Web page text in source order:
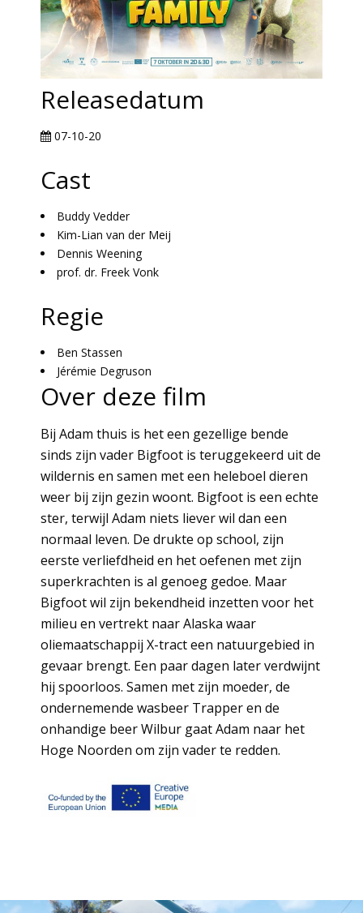
Releasedatum
07-10-20
Cast
Buddy Vedder
Kim-Lian van der Meij
Dennis Weening
prof. dr. Freek Vonk
Regie
Ben Stassen
Jérémie Degruson
Over deze film
Bij Adam thuis is het een gezellige bende
sinds zijn vader Bigfoot is teruggekeerd uit de
wildernis en samen met een heleboel dieren
weer bij zijn gezin woont. Bigfoot is een echte
ster, terwijl Adam niets liever wil dan een
normaal leven. De drukte op school, zijn
eerste verliefdheid en het oefenen met zijn
superkrachten is al genoeg gedoe. Maar
Bigfoot wil zijn bekendheid inzetten voor het
milieu en vertrekt naar Alaska waar
oliemaatschappij X-tract een natuurgebied in
gevaar brengt. Een paar dagen later verdwijnt
hij spoorloos. Samen met zijn moeder, de
ondernemende wasbeer Trapper en de
onhandige beer Wilbur gaat Adam naar het
Hoge Noorden om zijn vader te redden.